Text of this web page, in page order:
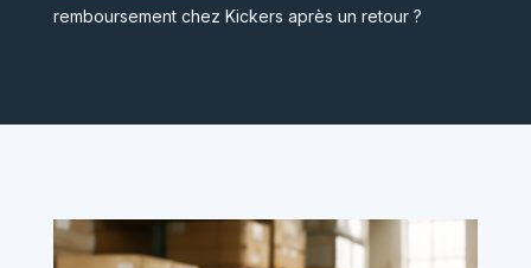
remboursement chez Kickers après un retour ?